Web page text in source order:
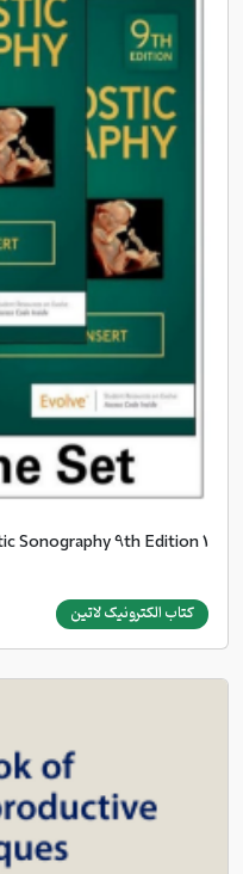
Sonography 9th Edition 1
کتاب الکترونیک لاتین